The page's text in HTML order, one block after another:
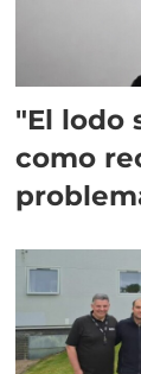
"El lodo
como